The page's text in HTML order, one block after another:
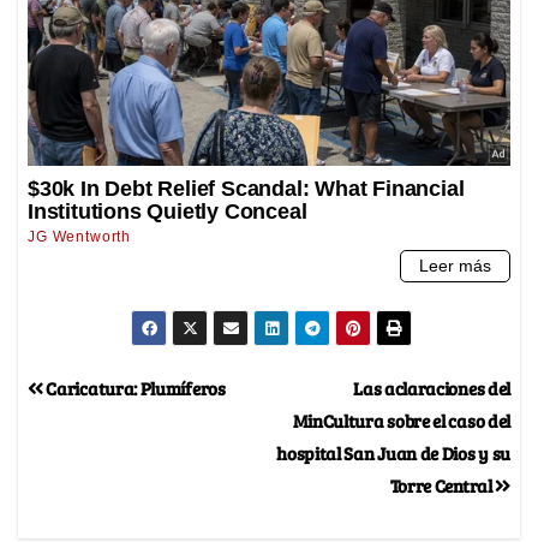
Las aclaraciones del
MinCultura sobre el caso del
hospital San Juan de Dios y su
Torre Central
Caricatura: Plumíferos